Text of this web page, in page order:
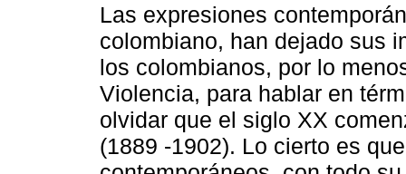
Las expresiones
colombiano, han dejado sus
los colombianos, por lo
Violencia, para hablar en
olvidar que el siglo XX
(1889 -1902). Lo cierto es